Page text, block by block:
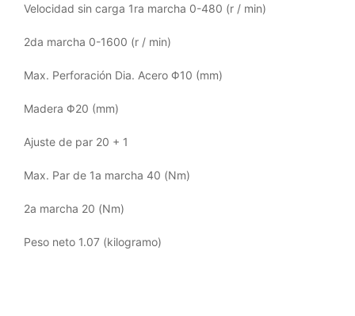
Velocidad sin carga 1ra marcha 0-480 (r / min)
2da marcha 0-1600 (r / min)
Max. Perforación Dia. Acero Φ10 (mm)
Madera Φ20 (mm)
Ajuste de par 20 + 1
Max. Par de 1a marcha 40 (Nm)
2a marcha 20 (Nm)
Peso neto 1.07 (kilogramo)